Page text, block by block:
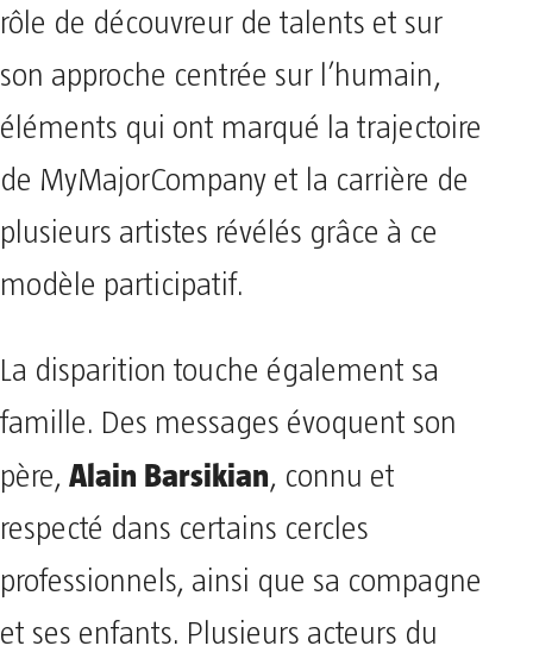
rôle de découvreur de talents et sur
son approche centrée sur l’humain,
éléments qui ont marqué la trajectoire
de MyMajorCompany et la carrière de
plusieurs artistes révélés grâce à ce
modèle participatif.
La disparition touche également sa
famille. Des messages évoquent son
père, Alain Barsikian, connu et
respecté dans certains cercles
professionnels, ainsi que sa compagne
et ses enfants. Plusieurs acteurs du